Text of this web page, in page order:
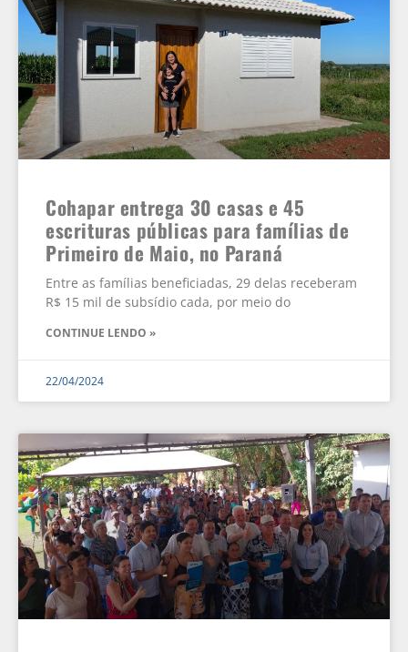
Cohapar entrega 30 casas e 45
escrituras públicas para famílias de
Primeiro de Maio, no Paraná
Entre as famílias beneficiadas, 29 delas receberam
R$ 15 mil de subsídio cada, por meio do
CONTINUE LENDO »
22/04/2024